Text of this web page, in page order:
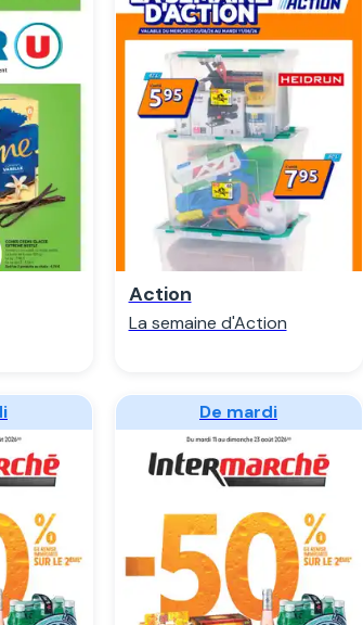
Regarder
Action
La semaine d'Action
Regarder